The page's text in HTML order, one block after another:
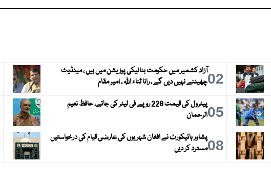
02آزاد کشمیر میں حکومت بنانیکی پوزیشن میں ہیں ، مینڈیٹ
چھیننے نہیں دیں گے ، رانا ثناء اللہ ، امیر مقام
05
پیٹرول کی قیمت 228 روپے فی لیٹر کی جائے، حافظ نعیم
الرحمان
08پشاور ہائیکورٹ نے افغان شہریوں کی عارضی قیام کی درخواستیں
مسترد کر دیں